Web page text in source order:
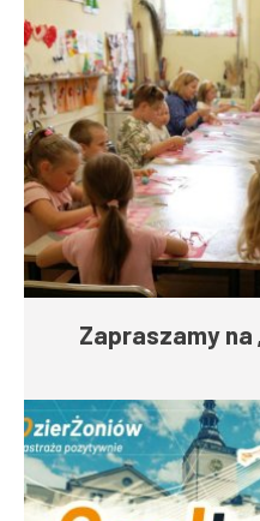
Zapraszamy na